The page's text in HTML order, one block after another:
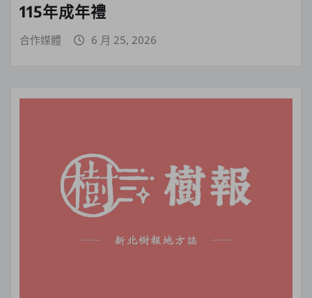
115年成年禮
合作媒體 6 月 25, 2026